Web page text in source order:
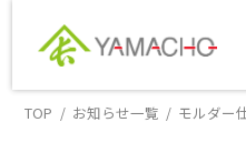
TOP お知らせ一覧 モルダー